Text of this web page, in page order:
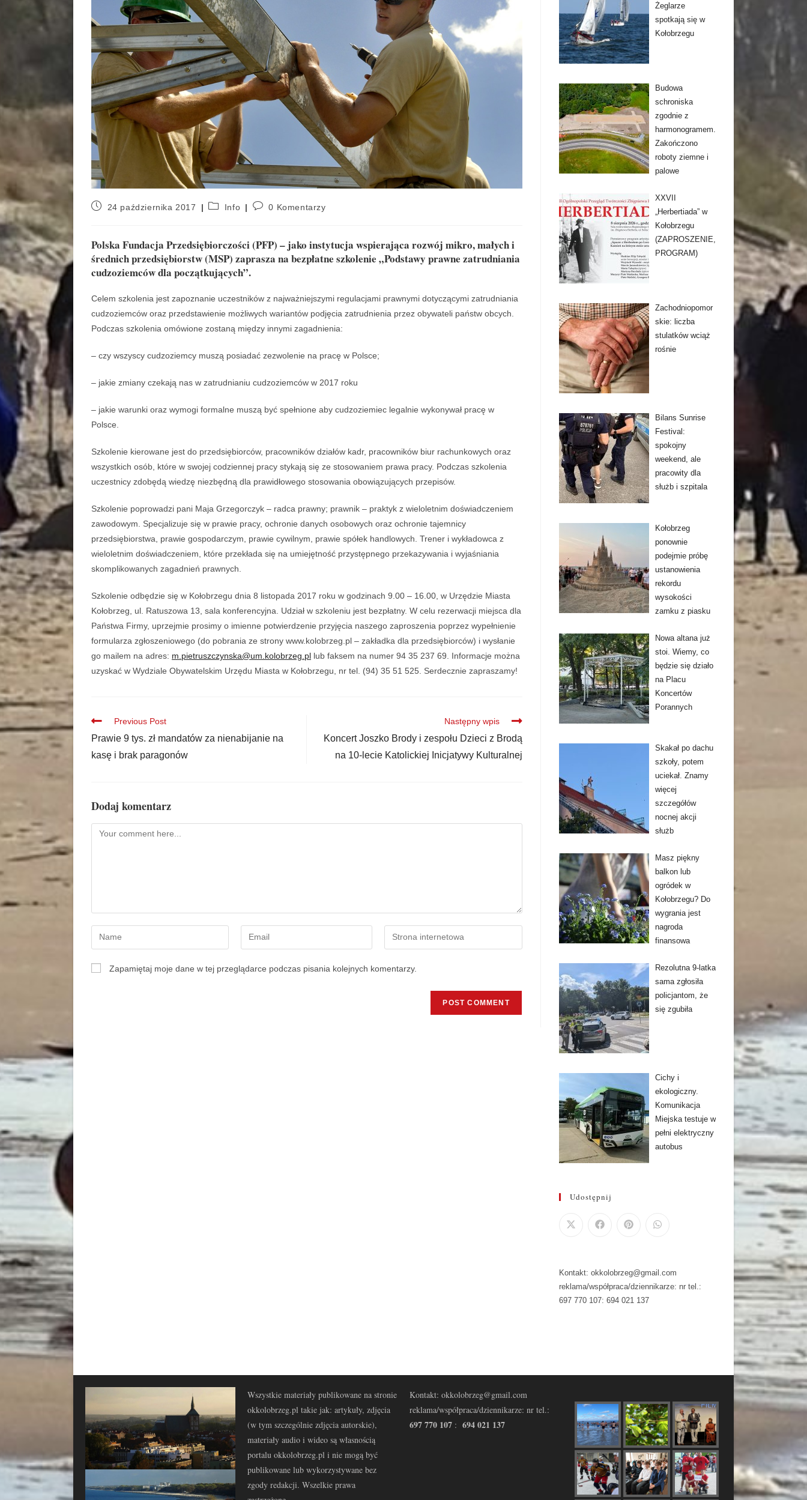
24 października 2017 Info 0 Komentarzy
Polska Fundacja Przedsiębiorczości (PFP) – jako instytucja wspierająca rozwój mikro, małych i
średnich przedsiębiorstw (MSP) zaprasza na bezpłatne szkolenie „Podstawy prawne zatrudniania
cudzoziemców dla początkujących”.
Celem szkolenia jest zapoznanie uczestników z najważniejszymi regulacjami prawnymi dotyczącymi zatrudniania
cudzoziemców oraz przedstawienie możliwych wariantów podjęcia zatrudnienia przez obywateli państw obcych.
Podczas szkolenia omówione zostaną między innymi zagadnienia:
– czy wszyscy cudzoziemcy muszą posiadać zezwolenie na pracę w Polsce;
– jakie zmiany czekają nas w zatrudnianiu cudzoziemców w 2017 roku
– jakie warunki oraz wymogi formalne muszą być spełnione aby cudzoziemiec legalnie wykonywał pracę w
Polsce.
Szkolenie kierowane jest do przedsiębiorców, pracowników działów kadr, pracowników biur rachunkowych oraz
wszystkich osób, które w swojej codziennej pracy stykają się ze stosowaniem prawa pracy. Podczas szkolenia
uczestnicy zdobędą wiedzę niezbędną dla prawidłowego stosowania obowiązujących przepisów.
Szkolenie poprowadzi pani Maja Grzegorczyk – radca prawny; prawnik – praktyk z wieloletnim doświadczeniem
zawodowym. Specjalizuje się w prawie pracy, ochronie danych osobowych oraz ochronie tajemnicy
przedsiębiorstwa, prawie gospodarczym, prawie cywilnym, prawie spółek handlowych. Trener i wykładowca z
wieloletnim doświadczeniem, które przekłada się na umiejętność przystępnego przekazywania i wyjaśniania
skomplikowanych zagadnień prawnych.
Szkolenie odbędzie się w Kołobrzegu dnia 8 listopada 2017 roku w godzinach 9.00 – 16.00, w Urzędzie Miasta
Kołobrzeg, ul. Ratuszowa 13, sala konferencyjna. Udział w szkoleniu jest bezpłatny. W celu rezerwacji miejsca dla
Państwa Firmy, uprzejmie prosimy o imienne potwierdzenie przyjęcia naszego zaproszenia poprzez wypełnienie
formularza zgłoszeniowego (do pobrania ze strony www.kolobrzeg.pl – zakładka dla przedsiębiorców) i wysłanie
go mailem na adres: m.pietruszczynska@um.kolobrzeg.pl lub faksem na numer 94 35 237 69. Informacje można
uzyskać w Wydziale Obywatelskim Urzędu Miasta w Kołobrzegu, nr tel. (94) 35 51 525. Serdecznie zapraszamy!
Previous Post
Prawie 9 tys. zł mandatów za nienabijanie na
kasę i brak paragonów
Następny wpis
Koncert Joszko Brody i zespołu Dzieci z Brodą
na 10-lecie Katolickiej Inicjatywy Kulturalnej
Dodaj komentarz
Zapamiętaj moje dane w tej przeglądarce podczas pisania kolejnych komentarzy.
Żeglarze
spotkają się w
Kołobrzegu
Budowa
schroniska
zgodnie z
harmonogramem.
Zakończono
roboty ziemne i
palowe
XXVII
„Herbertiada” w
Kołobrzegu
(ZAPROSZENIE,
PROGRAM)
Zachodniopomor
skie: liczba
stulatków wciąż
rośnie
Bilans Sunrise
Festival:
spokojny
weekend, ale
pracowity dla
służb i szpitala
Kołobrzeg
ponownie
podejmie próbę
ustanowienia
rekordu
wysokości
zamku z piasku
Nowa altana już
stoi. Wiemy, co
będzie się działo
na Placu
Koncertów
Porannych
Skakał po dachu
szkoły, potem
uciekał. Znamy
więcej
szczegółów
nocnej akcji
służb
Masz piękny
balkon lub
ogródek w
Kołobrzegu? Do
wygrania jest
nagroda
finansowa
Rezolutna 9-latka
sama zgłosiła
policjantom, że
się zgubiła
Cichy i
ekologiczny.
Komunikacja
Miejska testuje w
pełni elektryczny
autobus
Udostępnij
Kontakt: okkolobrzeg@gmail.com
reklama/współpraca/dziennikarze: nr tel.:
697 770 107: 694 021 137
Wszystkie materiały publikowane na stronie
okkolobrzeg.pl takie jak: artykuły, zdjęcia
(w tym szczególnie zdjęcia autorskie),
materiały audio i wideo są własnością
portalu okkolobrzeg.pl i nie mogą być
publikowane lub wykorzystywane bez
zgody redakcji. Wszelkie prawa
Kontakt: okkolobrzeg@gmail.com
reklama/współpraca/dziennikarze: nr tel.:
697 770 107 : 694 021 137